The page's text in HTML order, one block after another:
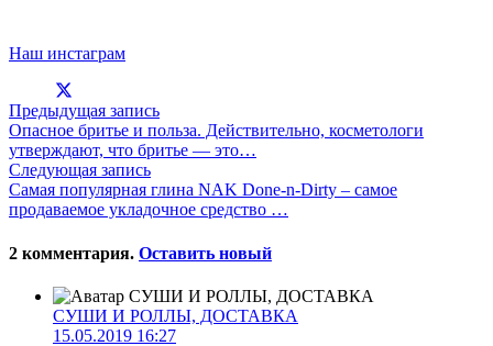
Наш инстаграм
Предыдущая запись
Опасное бритье и польза. Действительно, косметологи
утверждают, что бритье — это…
Следующая запись
Самая популярная глина NAK Done-n-Dirty – самое
продаваемое укладочное средство …
2 комментария. Оставить новый
СУШИ И РОЛЛЫ, ДОСТАВКА
15.05.2019 16:27